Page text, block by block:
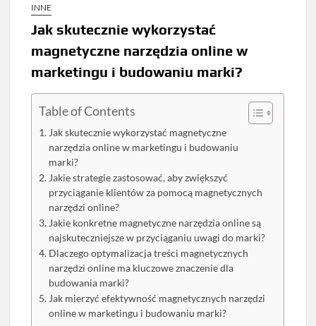
INNE
Jak skutecznie wykorzystać
magnetyczne narzędzia online w
marketingu i budowaniu marki?
Table of Contents
Jak skutecznie wykorzystać magnetyczne
narzędzia online w marketingu i budowaniu
marki?
Jakie strategie zastosować, aby zwiększyć
przyciąganie klientów za pomocą magnetycznych
narzędzi online?
Jakie konkretne magnetyczne narzędzia online są
najskuteczniejsze w przyciąganiu uwagi do marki?
Dlaczego optymalizacja treści magnetycznych
narzędzi online ma kluczowe znaczenie dla
budowania marki?
Jak mierzyć efektywność magnetycznych narzędzi
online w marketingu i budowaniu marki?